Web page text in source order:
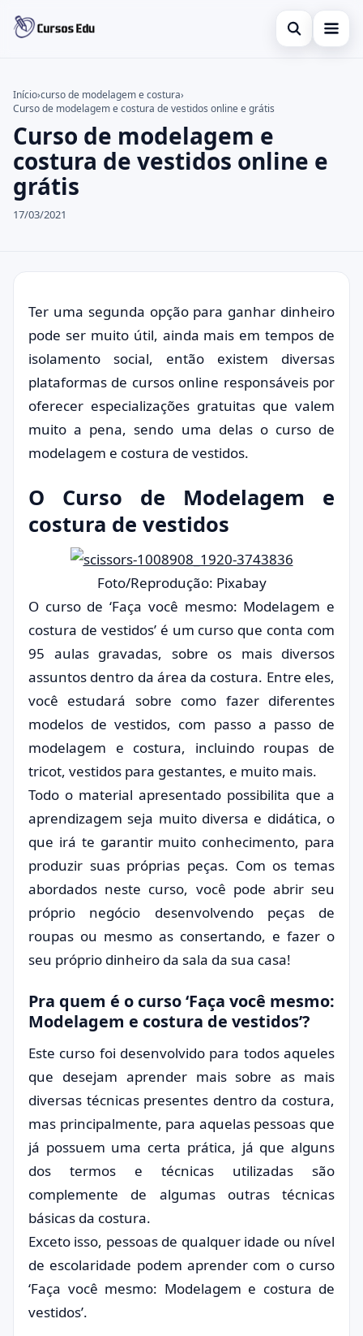
Abrir busca
Inglês
Idiomas
espanhol
Buscar no site
Buscar por:
Pressione Enter para buscar ou ESC para fechar.
Início›curso de modelagem e costura›
Curso de modelagem e costura de vestidos online e grátis
Curso de modelagem e
costura de vestidos online e
grátis
17/03/2021
Ter uma segunda opção para ganhar dinheiro
pode ser muito útil, ainda mais em tempos de
isolamento social, então existem diversas
plataformas de cursos online responsáveis por
oferecer especializações gratuitas que valem
muito a pena, sendo uma delas o curso de
modelagem e costura de vestidos.
O Curso de Modelagem e
costura de vestidos
Foto/Reprodução: Pixabay
O curso de ‘Faça você mesmo: Modelagem e
costura de vestidos’ é um curso que conta com
95 aulas gravadas, sobre os mais diversos
assuntos dentro da área da costura. Entre eles,
você estudará sobre como fazer diferentes
modelos de vestidos, com passo a passo de
modelagem e costura, incluindo roupas de
tricot, vestidos para gestantes, e muito mais.
Todo o material apresentado possibilita que a
aprendizagem seja muito diversa e didática, o
que irá te garantir muito conhecimento, para
produzir suas próprias peças. Com os temas
abordados neste curso, você pode abrir seu
próprio negócio desenvolvendo peças de
roupas ou mesmo as consertando, e fazer o
seu próprio dinheiro da sala da sua casa!
Pra quem é o curso ‘Faça você mesmo:
Modelagem e costura de vestidos’?
Este curso foi desenvolvido para todos aqueles
que desejam aprender mais sobre as mais
diversas técnicas presentes dentro da costura,
mas principalmente, para aquelas pessoas que
já possuem uma certa prática, já que alguns
dos termos e técnicas utilizadas são
complemente de algumas outras técnicas
básicas da costura.
Exceto isso, pessoas de qualquer idade ou nível
de escolaridade podem aprender com o curso
‘Faça você mesmo: Modelagem e costura de
vestidos’.